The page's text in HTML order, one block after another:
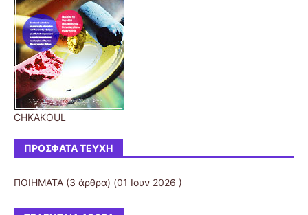
CHKAKOUL
ΠΡΌΣΦΑΤΑ ΤΕΎΧΗ
ΠΟΙΗΜΑΤΑ (3 άρθρα) (01 Ιουν 2026 )